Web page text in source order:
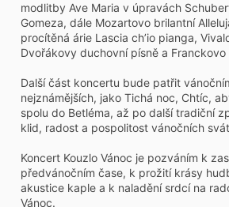
modlitby Ave Maria v úpravách
Gomeza, dále Mozartovo brilantní
procítěná árie Lascia ch’io pianga,
Dvořákovy duchovní písně a Franckovo
Další část koncertu bude patřit
nejznámějších, jako Tichá noc, Chtíc,
spolu do Betléma, až po další tradiční
klid, radost a pospolitost vánočních
Koncert Kouzlo Vánoc je pozváním k
předvánočním čase, k prožití krásy
akustice kaple a k naladění srdcí na
Vánoc.